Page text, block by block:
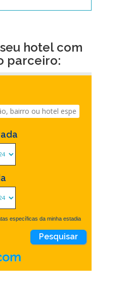
hotel com
parceiro:
específicas da minha estadia